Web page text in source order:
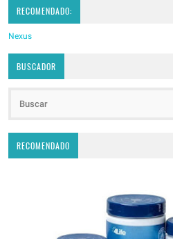
RECOMENDADO:
Nexus
BUSCADOR
RECOMENDADO